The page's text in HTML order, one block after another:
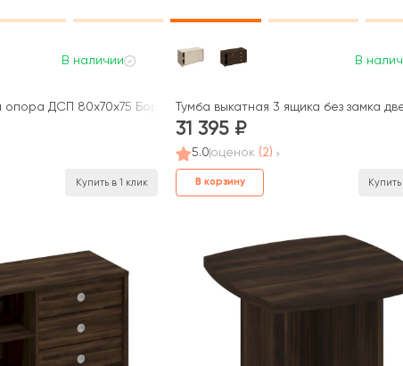
В наличии
опора ДСП 80x70x75 Борн
Купить в 1 клик
В
Тумба выкатная 3 ящика без замка
31 395
5.0 оценок (2)
В корзину